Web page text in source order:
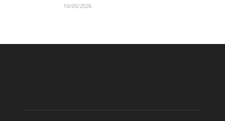
16/05/2026